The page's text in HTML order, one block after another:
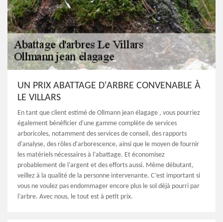
UN PRIX ABATTAGE D'ARBRE CONVENABLE À
LE VILLARS
En tant que client estimé de Ollmann jean élagage , vous pourriez
également bénéficier d'une gamme complète de services
arboricoles, notamment des services de conseil, des rapports
d'analyse, des rôles d'arborescence, ainsi que le moyen de fournir
les matériels nécessaires à l’abattage. Et économisez
probablement de l'argent et des efforts aussi. Même débutant,
veillez à la qualité de la personne intervenante. C’est important si
vous ne voulez pas endommager encore plus le sol déjà pourri par
l’arbre. Avec nous, le tout est à petit prix.